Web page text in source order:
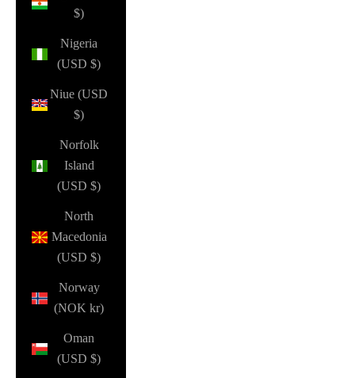
$)
Nigeria
(USD $)
Niue (USD
$)
Norfolk
Island
(USD $)
North
Macedonia
(USD $)
Norway
(NOK kr)
Oman
(USD $)